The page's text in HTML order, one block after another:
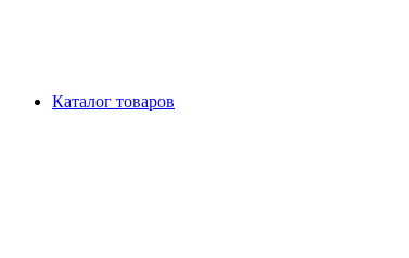
Каталог товаров